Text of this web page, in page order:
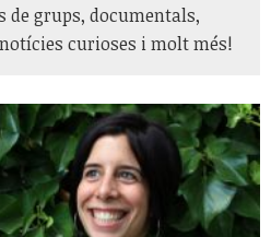
de grups, documentals,
curioses i molt més!